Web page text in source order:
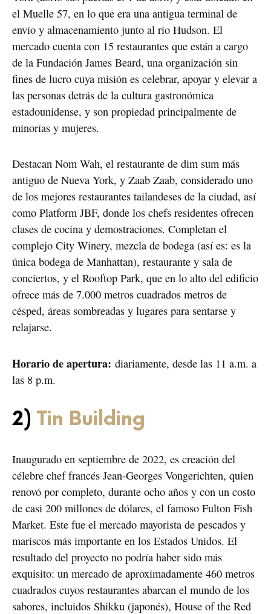
el Muelle 57, en lo que era una antigua terminal de
envío y almacenamiento junto al río Hudson. El
mercado cuenta con 15 restaurantes que están a cargo
de la Fundación James Beard, una organización sin
fines de lucro cuya misión es celebrar, apoyar y elevar a
las personas detrás de la cultura gastronómica
estadounidense, y son propiedad principalmente de
minorías y mujeres.
Destacan Nom Wah, el restaurante de dim sum más
antiguo de Nueva York, y Zaab Zaab, considerado uno
de los mejores restaurantes tailandeses de la ciudad, así
como Platform JBF, donde los chefs residentes ofrecen
clases de cocina y demostraciones. Completan el
complejo City Winery, mezcla de bodega (así es: es la
única bodega de Manhattan), restaurante y sala de
conciertos, y el Rooftop Park, que en lo alto del edificio
ofrece más de 7.000 metros cuadrados metros de
césped, áreas sombreadas y lugares para sentarse y
relajarse.
Horario de apertura: diariamente, desde las 11 a.m. a
las 8 p.m.
2) Tin Building
Inaugurado en septiembre de 2022, es creación del
célebre chef francés Jean-Georges Vongerichten, quien
renovó por completo, durante ocho años y con un costo
de casi 200 millones de dólares, el famoso Fulton Fish
Market. Este fue el mercado mayorista de pescados y
mariscos más importante en los Estados Unidos. El
resultado del proyecto no podría haber sido más
exquisito: un mercado de aproximadamente 460 metros
cuadrados cuyos restaurantes abarcan el mundo de los
sabores, incluidos Shikku (japonés), House of the Red